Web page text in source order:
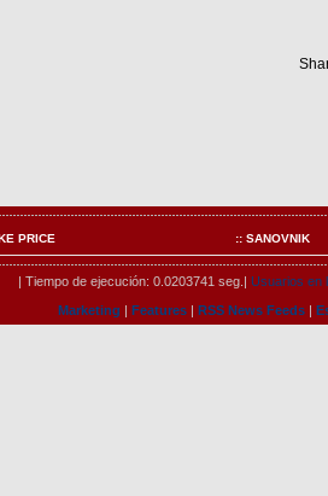
PRICE :: SANOVNIK
| Tiempo de ejecución: 0.0203741 seg.| Usuarios en
Marketing | Features| RSS News Feeds|